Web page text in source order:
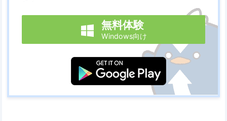
 無料体験
Windows向け